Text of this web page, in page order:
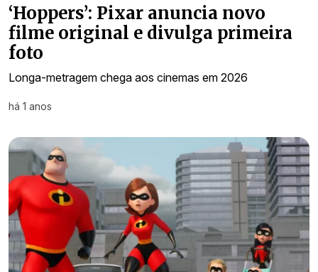
‘Hoppers’: Pixar anuncia novo
filme original e divulga primeira
foto
Longa-metragem chega aos cinemas em 2026
há 1 anos